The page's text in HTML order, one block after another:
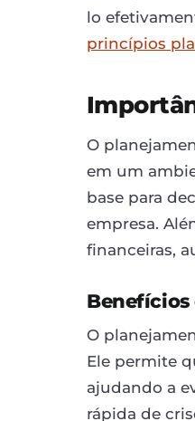
lo
princípios
O
em um
base para
empresa.
financeiras,
O
Ele permite
ajudando a
rápida de